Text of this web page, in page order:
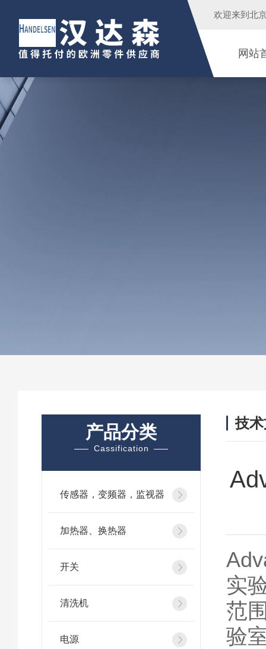
欢迎来到 北
网站
产品分类
Cassification
传感器，变频器，监视器
加热器、换热器
开关
清洗机
电源
技
实
范
验